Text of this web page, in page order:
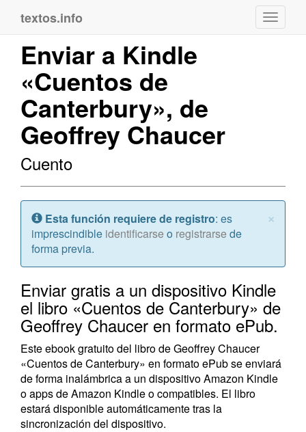
textos.info
Enviar a Kindle
«Cuentos de
Canterbury», de
Geoffrey Chaucer
Cuento
×
Atención:
Esta función requiere de registro: es
imprescindible identificarse o registrarse de
forma previa.
Enviar gratis a un dispositivo Kindle
el libro «Cuentos de Canterbury» de
Geoffrey Chaucer en formato ePub.
Este ebook gratuito del libro de Geoffrey Chaucer
«Cuentos de Canterbury» en formato ePub se enviará
de forma inalámbrica a un dispositivo Amazon Kindle
o apps de Amazon Kindle o compatibles. El libro
estará disponible automáticamente tras la
sincronización del dispositivo.